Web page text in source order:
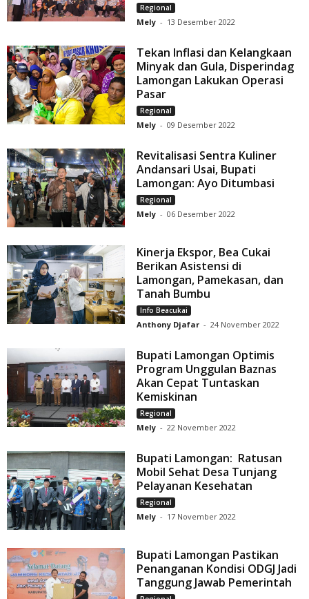
Regional
Mely - 13 Desember 2022
Tekan Inflasi dan Kelangkaan
Minyak dan Gula, Disperindag
Lamongan Lakukan Operasi
Pasar
Regional
Mely - 09 Desember 2022
Revitalisasi Sentra Kuliner
Andansari Usai, Bupati
Lamongan: Ayo Ditumbasi
Regional
Mely - 06 Desember 2022
Kinerja Ekspor, Bea Cukai
Berikan Asistensi di
Lamongan, Pamekasan, dan
Tanah Bumbu
Info Beacukai
Anthony Djafar - 24 November 2022
Bupati Lamongan Optimis
Program Unggulan Baznas
Akan Cepat Tuntaskan
Kemiskinan
Regional
Mely - 22 November 2022
Bupati Lamongan: Ratusan
Mobil Sehat Desa Tunjang
Pelayanan Kesehatan
Regional
Mely - 17 November 2022
Bupati Lamongan Pastikan
Penanganan Kondisi ODGJ Jadi
Tanggung Jawab Pemerintah